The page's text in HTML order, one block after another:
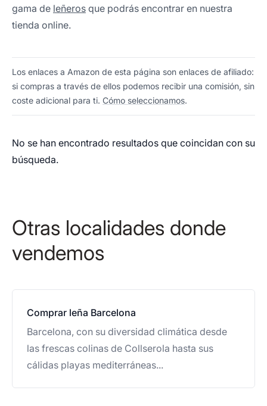
gama de leñeros que podrás encontrar en nuestra
tienda online.
Los enlaces a Amazon de esta página son enlaces de afiliado:
si compras a través de ellos podemos recibir una comisión, sin
coste adicional para ti. Cómo seleccionamos.
No se han encontrado resultados que coincidan con su
búsqueda.
Otras localidades donde
vendemos
Comprar leña Barcelona
Barcelona, con su diversidad climática desde
las frescas colinas de Collserola hasta sus
cálidas playas mediterráneas...